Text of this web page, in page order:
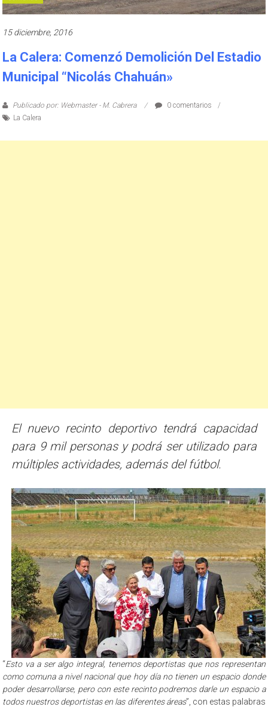
15 diciembre, 2016
La Calera: Comenzó Demolición Del Estadio
Municipal “Nicolás Chahuán»
Publicado por: Webmaster - M. Cabrera
0 comentarios
La Calera
El nuevo recinto deportivo tendrá capacidad
para 9 mil personas y podrá ser utilizado para
múltiples actividades, además del fútbol.
“Esto va a ser algo integral, tenemos deportistas que nos representan
como comuna a nivel nacional que hoy día no tienen un espacio donde
poder desarrollarse, pero con este recinto podremos darle un espacio a
todos nuestros deportistas en las diferentes áreas”, con estas palabras